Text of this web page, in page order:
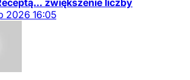
zwiększenie liczby
2026 16:05